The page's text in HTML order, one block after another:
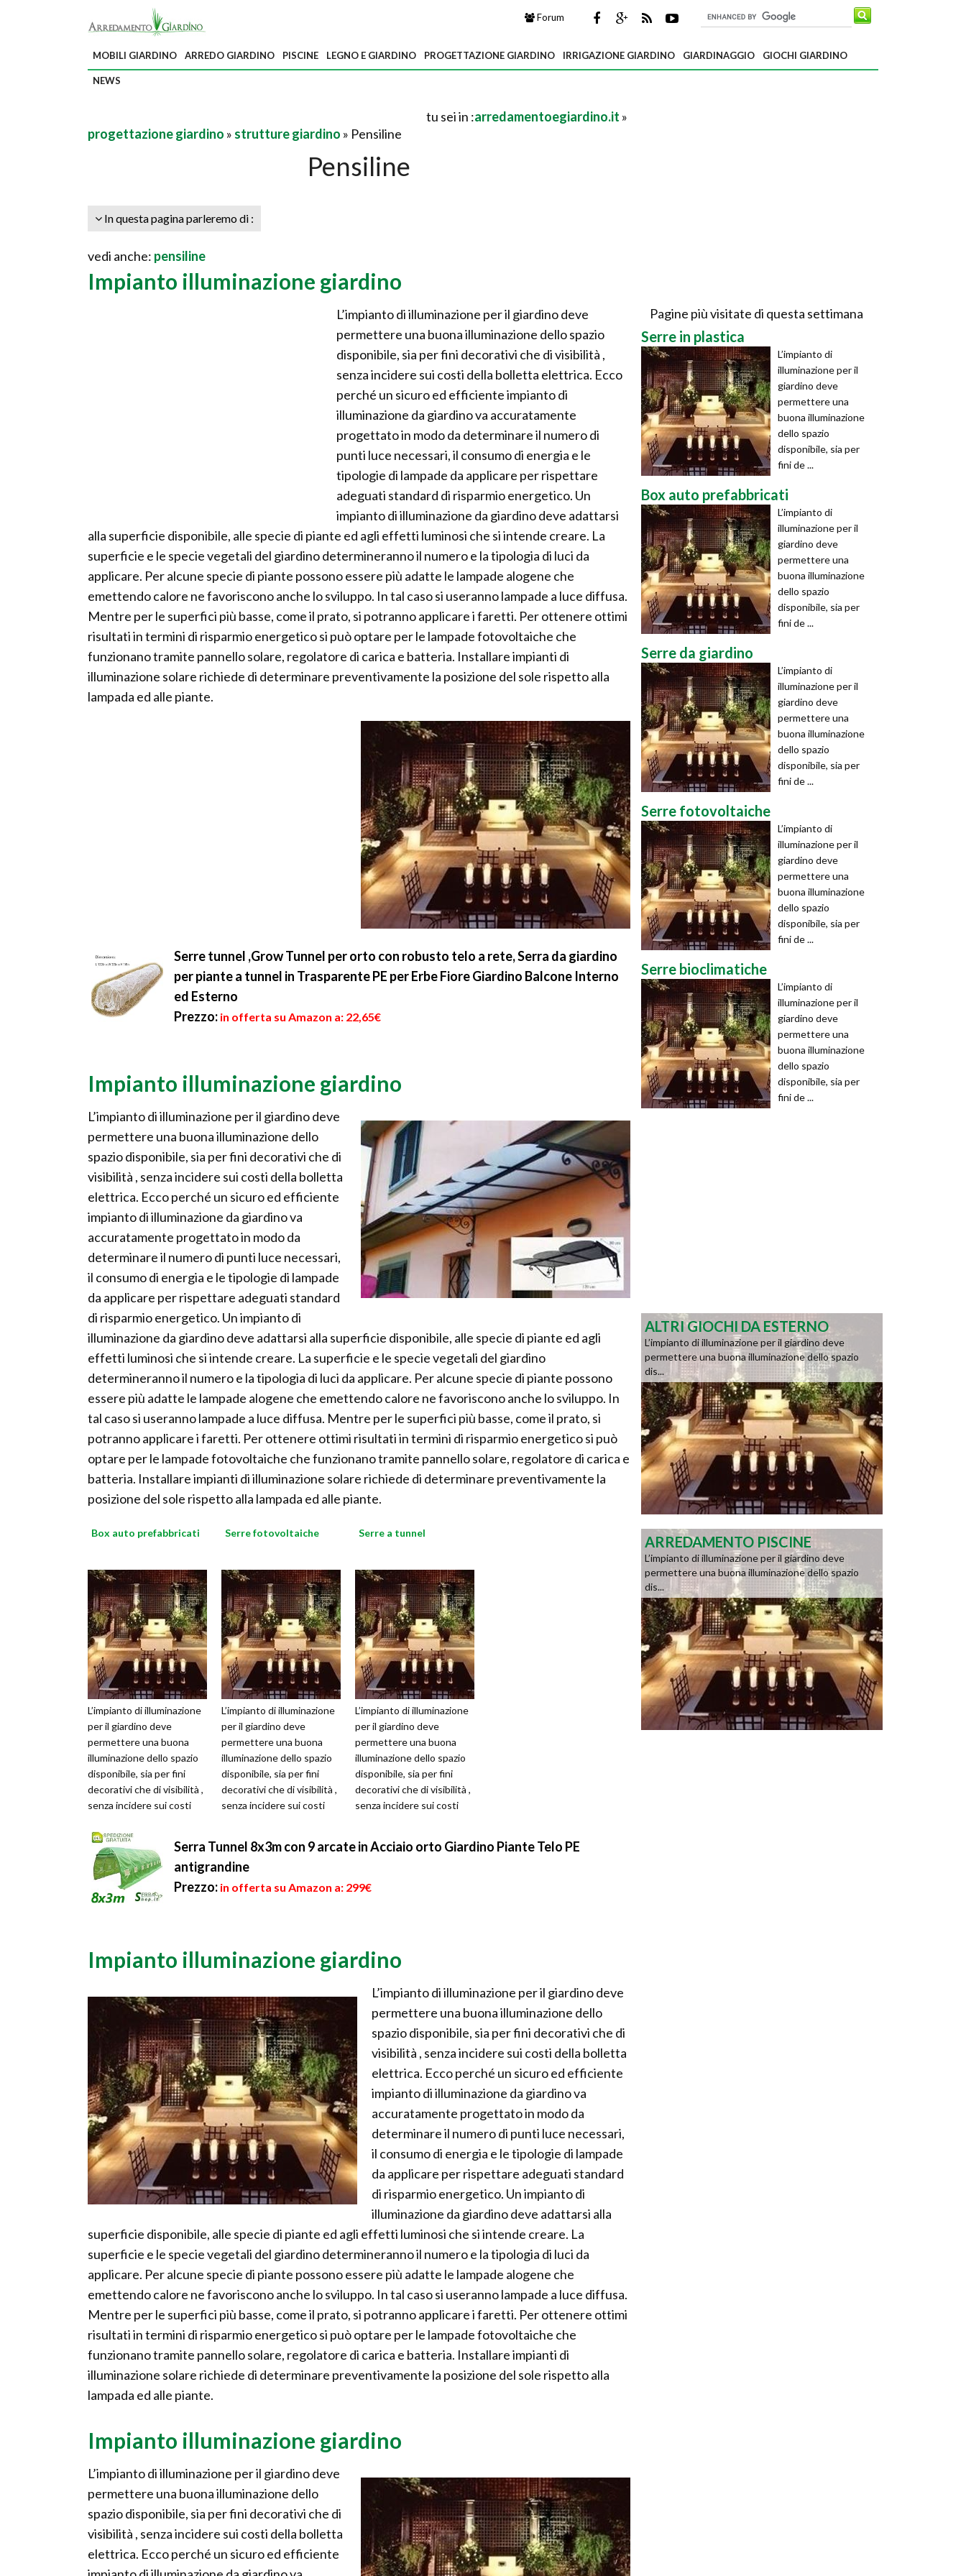
Forum
MOBILI GIARDINO ARREDO GIARDINO PISCINE LEGNO E GIARDINO PROGETTAZIONE GIARDINO IRRIGAZIONE GIARDINO GIARDINAGGIO GIOCHI GIARDINO
NEWS
tu sei in :arredamentoegiardino.it »
progettazione giardino » strutture giardino » Pensiline
Pensiline
In questa pagina parleremo di :
vedi anche: pensiline
Impianto illuminazione giardino
L’impianto di illuminazione per il giardino deve
permettere una buona illuminazione dello spazio
disponibile, sia per fini decorativi che di visibilità ,
senza incidere sui costi della bolletta elettrica. Ecco
perché un sicuro ed efficiente impianto di
illuminazione da giardino va accuratamente
progettato in modo da determinare il numero di
punti luce necessari, il consumo di energia e le
tipologie di lampade da applicare per rispettare
adeguati standard di risparmio energetico. Un
impianto di illuminazione da giardino deve adattarsi
alla superficie disponibile, alle specie di piante ed agli effetti luminosi che si intende creare. La
superficie e le specie vegetali del giardino determineranno il numero e la tipologia di luci da
applicare. Per alcune specie di piante possono essere più adatte le lampade alogene che
emettendo calore ne favoriscono anche lo sviluppo. In tal caso si useranno lampade a luce diffusa.
Mentre per le superfici più basse, come il prato, si potranno applicare i faretti. Per ottenere ottimi
risultati in termini di risparmio energetico si può optare per le lampade fotovoltaiche che
funzionano tramite pannello solare, regolatore di carica e batteria. Installare impianti di
illuminazione solare richiede di determinare preventivamente la posizione del sole rispetto alla
lampada ed alle piante.
Serre tunnel ,Grow Tunnel per orto con robusto telo a rete, Serra da giardino
per piante a tunnel in Trasparente PE per Erbe Fiore Giardino Balcone Interno
ed Esterno
Prezzo: in offerta su Amazon a: 22,65€
Impianto illuminazione giardino
L’impianto di illuminazione per il giardino deve
permettere una buona illuminazione dello
spazio disponibile, sia per fini decorativi che di
visibilità , senza incidere sui costi della bolletta
elettrica. Ecco perché un sicuro ed efficiente
impianto di illuminazione da giardino va
accuratamente progettato in modo da
determinare il numero di punti luce necessari,
il consumo di energia e le tipologie di lampade
da applicare per rispettare adeguati standard
di risparmio energetico. Un impianto di
illuminazione da giardino deve adattarsi alla superficie disponibile, alle specie di piante ed agli
effetti luminosi che si intende creare. La superficie e le specie vegetali del giardino
determineranno il numero e la tipologia di luci da applicare. Per alcune specie di piante possono
essere più adatte le lampade alogene che emettendo calore ne favoriscono anche lo sviluppo. In
tal caso si useranno lampade a luce diffusa. Mentre per le superfici più basse, come il prato, si
potranno applicare i faretti. Per ottenere ottimi risultati in termini di risparmio energetico si può
optare per le lampade fotovoltaiche che funzionano tramite pannello solare, regolatore di carica e
batteria. Installare impianti di illuminazione solare richiede di determinare preventivamente la
posizione del sole rispetto alla lampada ed alle piante.
Box auto prefabbricati
L’impianto di illuminazione
per il giardino deve
permettere una buona
illuminazione dello spazio
disponibile, sia per fini
decorativi che di visibilità ,
senza incidere sui costi
Serre fotovoltaiche
L’impianto di illuminazione
per il giardino deve
permettere una buona
illuminazione dello spazio
disponibile, sia per fini
decorativi che di visibilità ,
senza incidere sui costi
Serre a tunnel
L’impianto di illuminazione
per il giardino deve
permettere una buona
illuminazione dello spazio
disponibile, sia per fini
decorativi che di visibilità ,
senza incidere sui costi
Serra Tunnel 8x3m con 9 arcate in Acciaio orto Giardino Piante Telo PE
antigrandine
Prezzo: in offerta su Amazon a: 299€
Impianto illuminazione giardino
L’impianto di illuminazione per il giardino deve
permettere una buona illuminazione dello
spazio disponibile, sia per fini decorativi che di
visibilità , senza incidere sui costi della bolletta
elettrica. Ecco perché un sicuro ed efficiente
impianto di illuminazione da giardino va
accuratamente progettato in modo da
determinare il numero di punti luce necessari,
il consumo di energia e le tipologie di lampade
da applicare per rispettare adeguati standard
di risparmio energetico. Un impianto di
illuminazione da giardino deve adattarsi alla
superficie disponibile, alle specie di piante ed agli effetti luminosi che si intende creare. La
superficie e le specie vegetali del giardino determineranno il numero e la tipologia di luci da
applicare. Per alcune specie di piante possono essere più adatte le lampade alogene che
emettendo calore ne favoriscono anche lo sviluppo. In tal caso si useranno lampade a luce diffusa.
Mentre per le superfici più basse, come il prato, si potranno applicare i faretti. Per ottenere ottimi
risultati in termini di risparmio energetico si può optare per le lampade fotovoltaiche che
funzionano tramite pannello solare, regolatore di carica e batteria. Installare impianti di
illuminazione solare richiede di determinare preventivamente la posizione del sole rispetto alla
lampada ed alle piante.
Impianto illuminazione giardino
L’impianto di illuminazione per il giardino deve
permettere una buona illuminazione dello
spazio disponibile, sia per fini decorativi che di
visibilità , senza incidere sui costi della bolletta
elettrica. Ecco perché un sicuro ed efficiente
Pagine più visitate di questa settimana
Serre in plastica
L’impianto di
illuminazione per il
giardino deve
permettere una
buona illuminazione
dello spazio
disponibile, sia per
fini de ...
Box auto prefabbricati
L’impianto di
illuminazione per il
giardino deve
permettere una
buona illuminazione
dello spazio
disponibile, sia per
fini de ...
Serre da giardino
L’impianto di
illuminazione per il
giardino deve
permettere una
buona illuminazione
dello spazio
disponibile, sia per
fini de ...
Serre fotovoltaiche
L’impianto di
illuminazione per il
giardino deve
permettere una
buona illuminazione
dello spazio
disponibile, sia per
fini de ...
Serre bioclimatiche
L’impianto di
illuminazione per il
giardino deve
permettere una
buona illuminazione
dello spazio
disponibile, sia per
fini de ...
ALTRI GIOCHI DA ESTERNO
L’impianto di illuminazione per il giardino deve
permettere una buona illuminazione dello spazio
dis...
ARREDAMENTO PISCINE
L’impianto di illuminazione per il giardino deve
permettere una buona illuminazione dello spazio
dis...